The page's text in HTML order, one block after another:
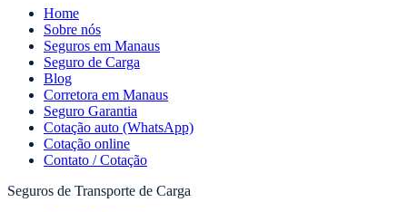
Home
Sobre nós
Seguros em Manaus
Seguro de Carga
Blog
Corretora em Manaus
Seguro Garantia
Cotação auto (WhatsApp)
Cotação online
Contato / Cotação
Seguros de Transporte de Carga